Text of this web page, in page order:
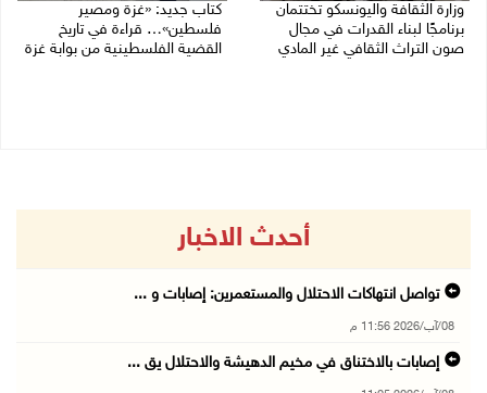
وزارة الثقافة واليونسكو تختتمان
برنامجًا لبناء القدرات في مجال
صون التراث الثقافي غير المادي
كتاب جديد: «غزة ومصير
فلسطين»… قراءة في تاريخ
القضية الفلسطينية من بوابة غزة
أحدث الاخبار
تواصل انتهاكات الاحتلال والمستعمرين: إصابات و ...
08/آب/2026 11:56 م
إصابات بالاختناق في مخيم الدهيشة والاحتلال يق ...